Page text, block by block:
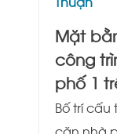
Mặt
công
phố 1
Bố trí
căn nhà